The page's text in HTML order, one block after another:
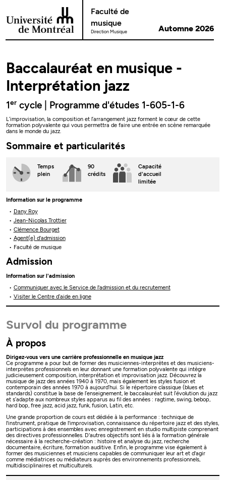
Passer au contenu
Faculté de
musique
Direction Musique Automne 2026
Baccalauréat en musique -
Interprétation jazz
1er cycle | Programme d'études 1-605-1-6
L’improvisation, la composition et l’arrangement jazz forment le cœur de cette
formation polyvalente qui vous permettra de faire une entrée en scène remarquée
dans le monde du jazz.
Sommaire et particularités
Temps
plein
90
crédits
Capacité
d'accueil
limitée
Information sur le programme
Dany Roy
Jean-Nicolas Trottier
Clémence Bourget
Agent(e) d'admission
Faculté de musique
Admission
Information sur l'admission
Communiquer avec le Service de l'admission et du recrutement
Visiter le Centre d’aide en ligne
Survol du programme
À propos
Dirigez-vous vers une carrière professionnelle en musique jazz
Ce programme a pour but de former des musiciennes-interprètes et des musiciens-
interprètes professionnels en leur donnant une formation polyvalente qui intègre
judicieusement composition, interprétation et improvisation jazz. Découvrez la
musique de jazz des années 1940 à 1970, mais également les styles fusion et
contemporain des années 1970 à aujourd’hui. Si le répertoire classique (blues et
standards) constitue la base de l’enseignement, le baccalauréat suit l’évolution du jazz
et s’adapte aux nombreux styles apparus au fil des années : ragtime, swing, bebop,
hard bop, free jazz, acid jazz, funk, fusion, Latin, etc.
Une grande proportion de cours est dédiée à la performance : technique de
l'instrument, pratique de l'improvisation, connaissance du répertoire jazz et des styles,
participations à des ensembles avec enregistrement en studio multipiste comprenant
des directives professionnelles. D'autres objectifs sont liés à la formation générale
nécessaire à la recherche-création : histoire et analyse du jazz, recherche
documentaire, écriture, formation auditive. Enfin, le programme vise également à
former des musiciennes et musiciens capables de communiquer leur art et d'agir
comme médiatrices ou médiateurs auprès des environnements professionnels,
multidisciplinaires et multiculturels.